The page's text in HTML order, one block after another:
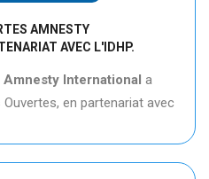
AMNESTY
AVEC L'IDHP.
Amnesty International a
en partenariat avec